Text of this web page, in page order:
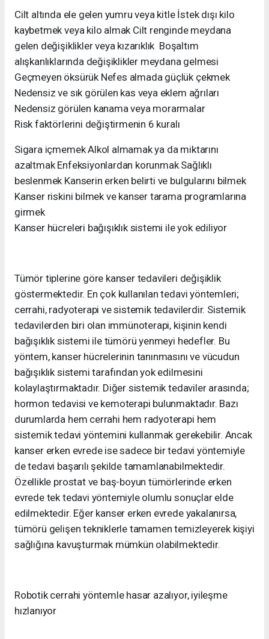
Cilt altında ele gelen yumru veya kitle İstek dışı kilo
kaybetmek veya kilo almak Cilt renginde meydana
gelen değişiklikler veya kızarıklık Boşaltım
alışkanlıklarında değişiklikler meydana gelmesi
Geçmeyen öksürük Nefes almada güçlük çekmek
Nedensiz ve sık görülen kas veya eklem ağrıları
Nedensiz görülen kanama veya morarmalar
Risk faktörlerini değiştirmenin 6 kuralı
Sigara içmemek Alkol almamak ya da miktarını
azaltmak Enfeksiyonlardan korunmak Sağlıklı
beslenmek Kanserin erken belirti ve bulgularını bilmek
Kanser riskini bilmek ve kanser tarama programlarına
girmek
Kanser hücreleri bağışıklık sistemi ile yok ediliyor
Tümör tiplerine göre kanser tedavileri değişiklik
göstermektedir. En çok kullanılan tedavi yöntemleri;
cerrahi, radyoterapi ve sistemik tedavilerdir. Sistemik
tedavilerden biri olan immünoterapi, kişinin kendi
bağışıklık sistemi ile tümörü yenmeyi hedefler. Bu
yöntem, kanser hücrelerinin tanınmasını ve vücudun
bağışıklık sistemi tarafından yok edilmesini
kolaylaştırmaktadır. Diğer sistemik tedaviler arasında;
hormon tedavisi ve kemoterapi bulunmaktadır. Bazı
durumlarda hem cerrahi hem radyoterapi hem
sistemik tedavi yöntemini kullanmak gerekebilir. Ancak
kanser erken evrede ise sadece bir tedavi yöntemiyle
de tedavi başarılı şekilde tamamlanabilmektedir.
Özellikle prostat ve baş-boyun tümörlerinde erken
evrede tek tedavi yöntemiyle olumlu sonuçlar elde
edilmektedir. Eğer kanser erken evrede yakalanırsa,
tümörü gelişen tekniklerle tamamen temizleyerek kişiyi
sağlığına kavuşturmak mümkün olabilmektedir.
Robotik cerrahi yöntemle hasar azalıyor, iyileşme
hızlanıyor